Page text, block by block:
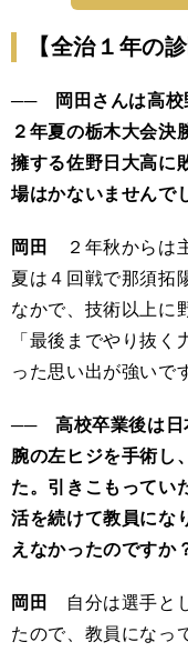
【全治１年の
── 岡田さんは高校
２年夏の栃木大会決
擁する佐野日大高に
場はかないませんで
岡田
２年秋からは
夏は４回戦で那須拓
なかで、技術以上に
「最後までやり抜
った思い出が強いで
── 高校卒業後は日
腕の左ヒジを手術し
た。引きこもってい
活を続けて教員にな
えなかったのですか
岡田
自分は選手と
たので、教員になっ